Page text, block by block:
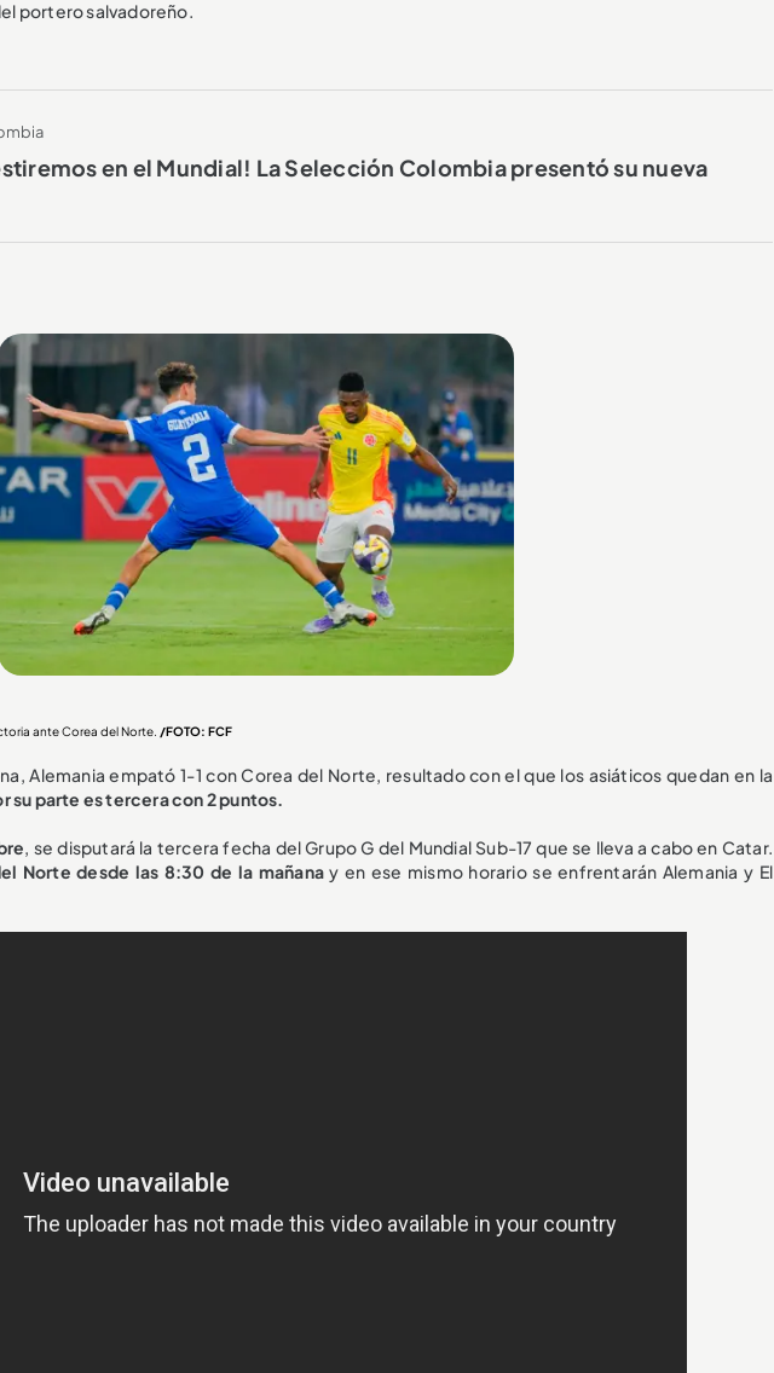
portero salvadoreño.
en el Mundial! La Selección Colombia presentó su nueva
ante Corea del Norte. /FOTO: FCF
Alemania empató 1-1 con Corea del Norte, resultado con el que los asiáticos quedan en la
su parte es tercera con 2 puntos.
, se disputará la tercera fecha del Grupo G del Mundial Sub-17 que se lleva a cabo en Catar.
Norte desde las 8:30 de la mañanay en ese mismo horario se enfrentarán Alemania y El